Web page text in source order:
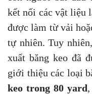
kết nối các vật liệu
được làm từ vải
tự nhiên. Tuy
xuất băng keo đã
giới thiệu các loại
keo trong 80 yard